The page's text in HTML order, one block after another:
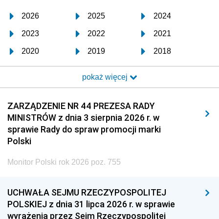
2026 2025 2024
2023 2022 2021
2020 2019 2018
2017 2016 2015
2014 2013 2012
2011 2010 2009
2008 2007 2006
2005
1996 1995 1994
1993 1992 1991
pokaż więcej
ZARZĄDZENIE NR 44 PREZESA RADY
MINISTRÓW z dnia 3 sierpnia 2026 r. w
sprawie Rady do spraw promocji marki
Polski
Monitor Polski rok 2026 poz. 755
UCHWAŁA SEJMU RZECZYPOSPOLITEJ
POLSKIEJ z dnia 31 lipca 2026 r. w sprawie
wyrażenia przez Sejm Rzeczypospolitej